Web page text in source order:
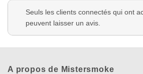
Seuls les clients connectés qui ont
peuvent laisser un avis.
A propos de Mistersmoke